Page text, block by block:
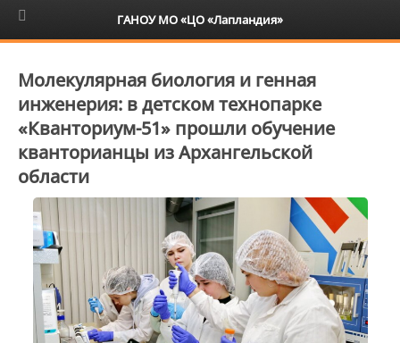
6+
Молекулярная биология и генная
инженерия: в детском технопарке
«Кванториум-51» прошли обучение
кванторианцы из Архангельской
области
ГАНОУ МО «ЦО «Лапландия»